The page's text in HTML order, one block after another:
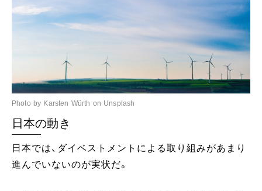
Photo by Karsten Würth on Unsplash
日本の動き
日本では、ダイベストメントによる取り組みがあまり
進んでいないのが実状だ。